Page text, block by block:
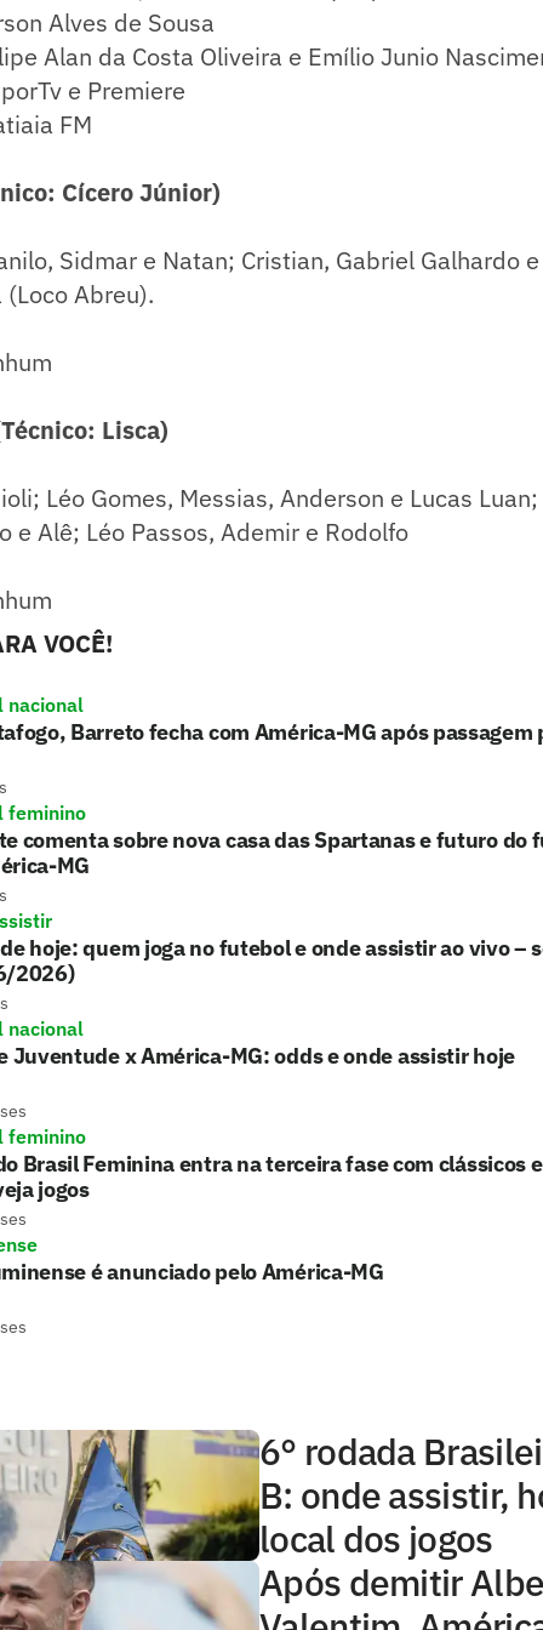
Alves de Sousa
Alan da Costa Oliveira e Emílio Junio
e Premiere
FM
Cícero Júnior)
Sidmar e Natan; Cristian, Gabriel Galhardo
Abreu).
Lisca)
Léo Gomes, Messias, Anderson e Lucas
e Alê; Léo Passos, Ademir e Rodolfo
VOCÊ!
nacional
Barreto fecha com América-MG após passagem
feminino
comenta sobre nova casa das Spartanas e futuro do
MG
hoje: quem joga no futebol e onde assistir ao vivo –
2026)
nacional
Juventude x América-MG: odds e onde assistir hoje
feminino
Brasil Feminina entra na terceira fase com clássicos
jogos
é anunciado pelo América-MG
6° rodada
B: onde assistir,
local dos jogos
Após demitir